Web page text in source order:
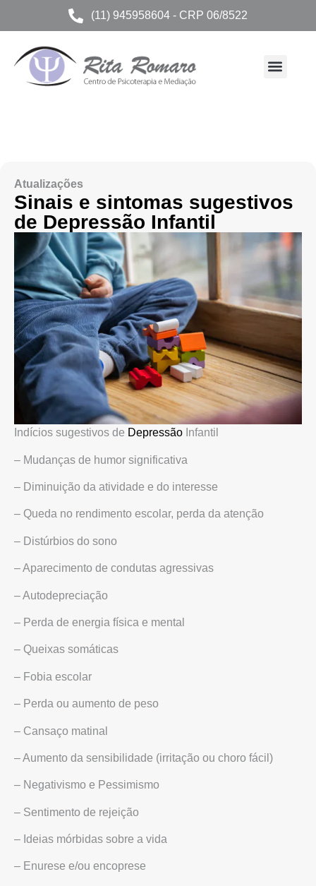
(11) 945958604 - CRP 06/8522
Atualizações
Sinais e sintomas sugestivos
de Depressão Infantil
Indícios sugestivos de Depressão Infantil
– Mudanças de humor significativa
– Diminuição da atividade e do interesse
– Queda no rendimento escolar, perda da atenção
– Distúrbios do sono
– Aparecimento de condutas agressivas
– Autodepreciação
– Perda de energia física e mental
– Queixas somáticas
– Fobia escolar
– Perda ou aumento de peso
– Cansaço matinal
– Aumento da sensibilidade (irritação ou choro fácil)
– Negativismo e Pessimismo
– Sentimento de rejeição
– Ideias mórbidas sobre a vida
– Enurese e/ou encoprese